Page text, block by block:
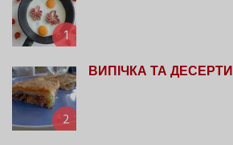
1
2
ВИПІЧКА ТА ДЕСЕРТИ